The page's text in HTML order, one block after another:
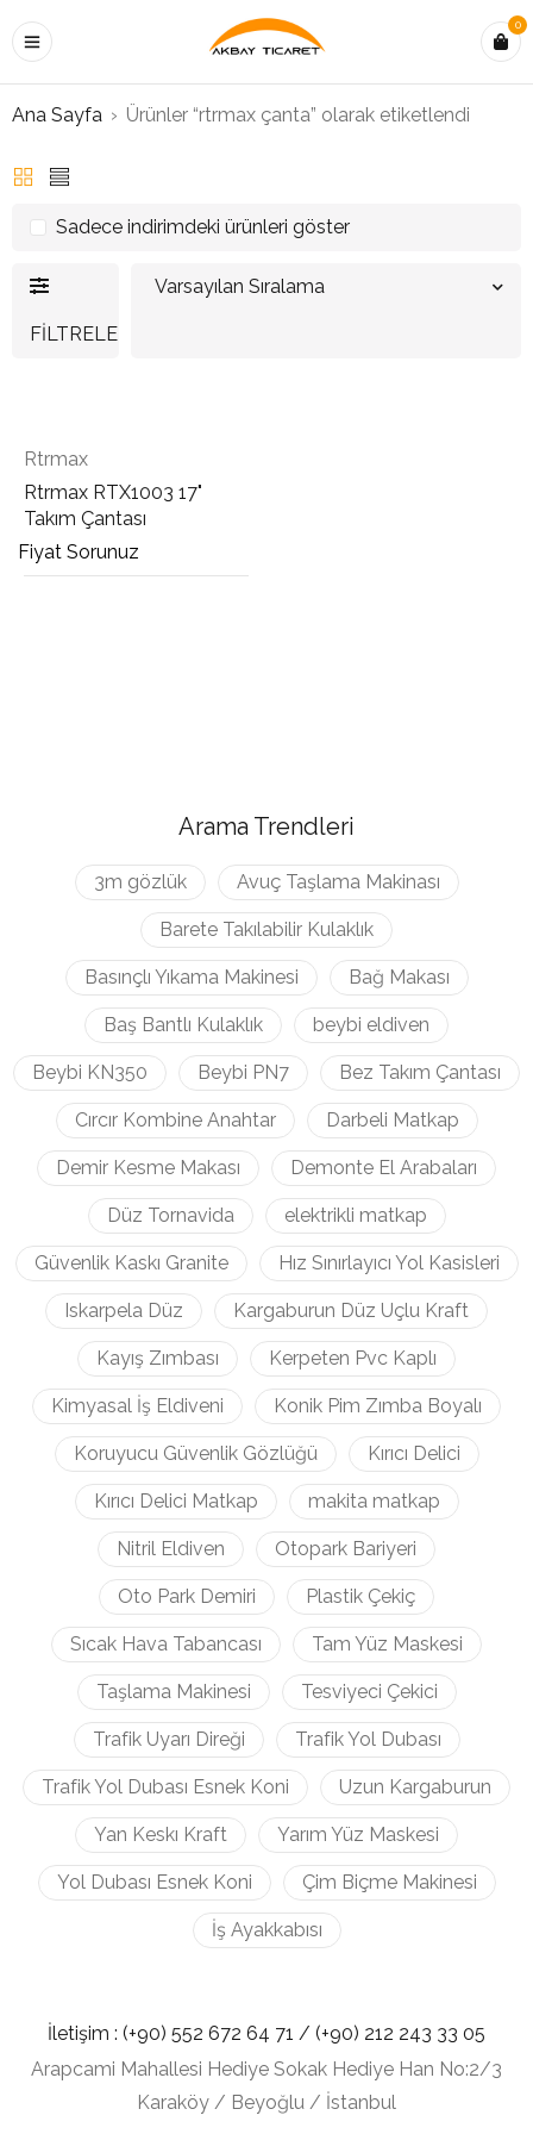
0
Ana Sayfa › Ürünler “rtrmax çanta” olarak etiketlendi
FILTRELE
Varsayılan Sıralama
Sadece indirimdeki ürünleri göster
Rtrmax
Rtrmax RTX1003 17"
Takım Çantası
Fiyat Sorunuz
Arama Trendleri
3m gözlük Avuç Taşlama Makinası
Barete Takılabilir Kulaklık
Basınçlı Yıkama Makinesi Bağ Makası
Baş Bantlı Kulaklık beybi eldiven
Beybi KN350 Beybi PN7 Bez Takım Çantası
Cırcır Kombine Anahtar Darbeli Matkap
Demir Kesme Makası Demonte El Arabaları
Düz Tornavida elektrikli matkap
Güvenlik Kaskı Granite Hız Sınırlayıcı Yol Kasisleri
Iskarpela Düz Kargaburun Düz Uçlu Kraft
Kayış Zımbası Kerpeten Pvc Kaplı
Kimyasal İş Eldiveni Konik Pim Zımba Boyalı
Koruyucu Güvenlik Gözlüğü Kırıcı Delici
Kırıcı Delici Matkap makita matkap
Nitril Eldiven Otopark Bariyeri
Oto Park Demiri Plastik Çekiç
Sıcak Hava Tabancası Tam Yüz Maskesi
Taşlama Makinesi Tesviyeci Çekici
Trafik Uyarı Direği Trafik Yol Dubası
Trafik Yol Dubası Esnek Koni Uzun Kargaburun
Yan Keskı Kraft Yarım Yüz Maskesi
Yol Dubası Esnek Koni Çim Biçme Makinesi
İş Ayakkabısı
İletişim : (+90) 552 672 64 71 / (+90) 212 243 33 05
Arapcami Mahallesi Hediye Sokak Hediye Han No:2/3
Karaköy / Beyoğlu / İstanbul